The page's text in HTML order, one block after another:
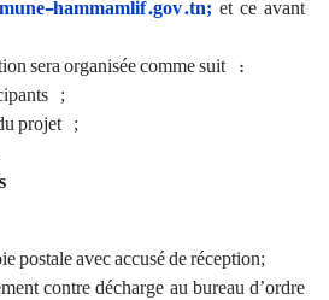
hammamlif.gov.tn; et ce avant
sera organisée comme suit :
;
projet ;
postale avec accusé de réception;
contre décharge au bureau d’ordre